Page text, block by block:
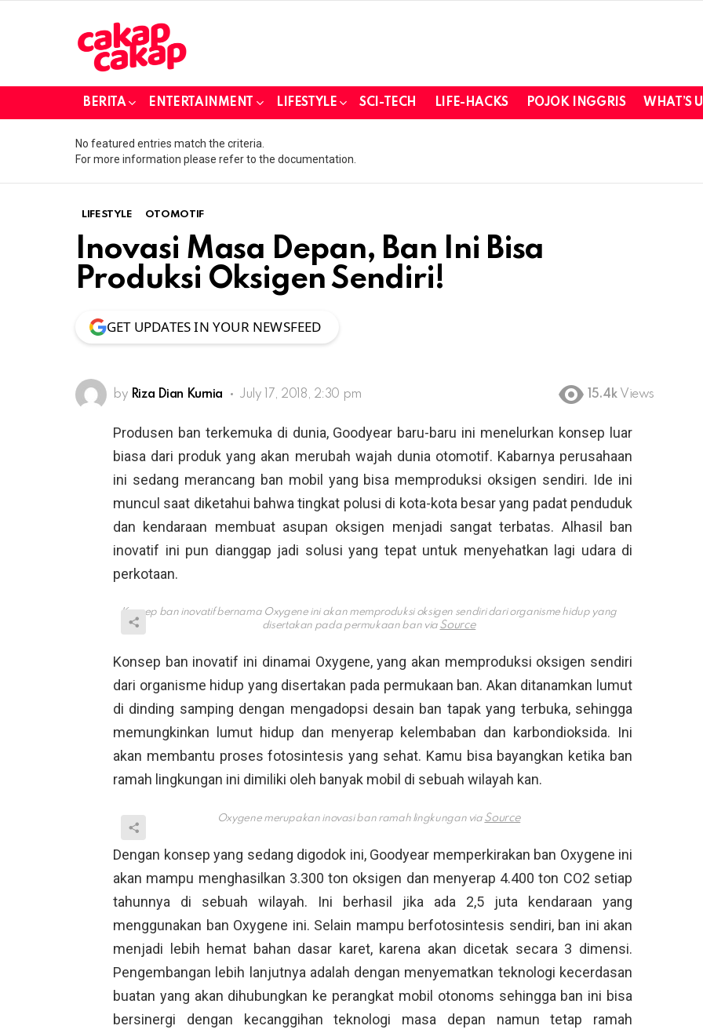
BERITA ENTERTAINMENT LIFESTYLE SCI-TECH LIFE-HACKS POJOK INGGRIS WHAT’S
No featured entries match the criteria.
For more information please refer to the documentation.
LIFESTYLE OTOMOTIF
Inovasi Masa Depan, Ban Ini Bisa
Produksi Oksigen Sendiri!
GET UPDATES IN YOUR NEWSFEED
by Riza Dian Kurnia July 17, 2018, 2:30 pm 15.4k Views
Produsen ban terkemuka di dunia, Goodyear baru-baru ini menelurkan konsep luar
biasa dari produk yang akan merubah wajah dunia otomotif. Kabarnya perusahaan
ini sedang merancang ban mobil yang bisa memproduksi oksigen sendiri. Ide ini
muncul saat diketahui bahwa tingkat polusi di kota-kota besar yang padat penduduk
dan kendaraan membuat asupan oksigen menjadi sangat terbatas. Alhasil ban
inovatif ini pun dianggap jadi solusi yang tepat untuk menyehatkan lagi udara di
perkotaan.
Konsep ban inovatif bernama Oxygene ini akan memproduksi oksigen sendiri dari organisme hidup yang
disertakan pada permukaan ban via
Konsep ban inovatif ini dinamai Oxygene, yang akan memproduksi oksigen sendiri
dari organisme hidup yang disertakan pada permukaan ban. Akan ditanamkan lumut
di dinding samping dengan mengadopsi desain ban tapak yang terbuka, sehingga
memungkinkan lumut hidup dan menyerap kelembaban dan karbondioksida. Ini
akan membantu proses fotosintesis yang sehat. Kamu bisa bayangkan ketika ban
ramah lingkungan ini dimiliki oleh banyak mobil di sebuah wilayah kan.
Oxygene merupakan inovasi ban ramah lingkungan via
Dengan konsep yang sedang digodok ini, Goodyear memperkirakan ban Oxygene ini
akan mampu menghasilkan 3.300 ton oksigen dan menyerap 4.400 ton CO2 setiap
tahunnya di sebuah wilayah. Ini berhasil jika ada 2,5 juta kendaraan yang
menggunakan ban Oxygene ini. Selain mampu berfotosintesis sendiri, ban ini akan
menjadi lebih hemat bahan dasar karet, karena akan dicetak secara 3 dimensi.
Pengembangan lebih lanjutnya adalah dengan menyematkan teknologi kecerdasan
buatan yang akan dihubungkan ke perangkat mobil otonoms sehingga ban ini bisa
bersinergi dengan kecanggihan teknologi masa depan namun tetap ramah